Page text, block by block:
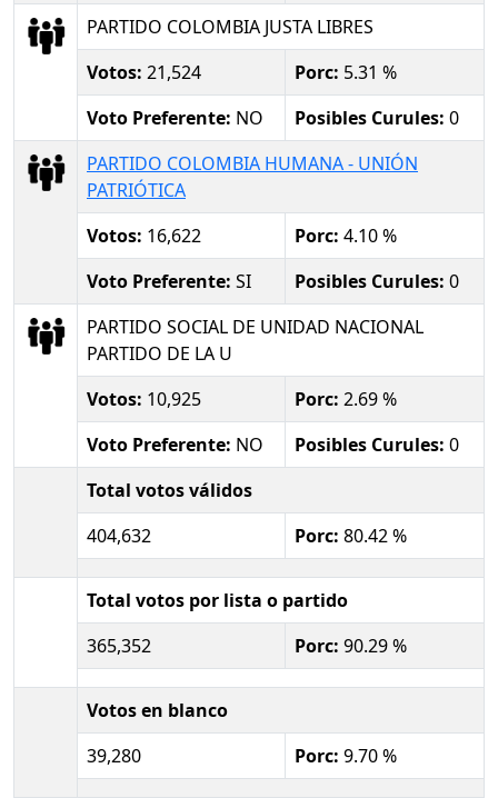
PARTIDO COLOMBIA JUSTA LIBRES
Votos: 21,524 Porc: 5.31 %
Voto Preferente: NO Posibles Curules: 0
PARTIDO COLOMBIA HUMANA - UNIÓN
PATRIÓTICA
Votos: 16,622 Porc: 4.10 %
Voto Preferente: SI Posibles Curules: 0
PARTIDO SOCIAL DE UNIDAD NACIONAL
PARTIDO DE LA U
Votos: 10,925 Porc: 2.69 %
Voto Preferente: NO Posibles Curules: 0
Total votos válidos
404,632
Porc: 80.42 %
Total votos por lista o partido
365,352
Porc: 90.29 %
Votos en blanco
39,280
Porc: 9.70 %